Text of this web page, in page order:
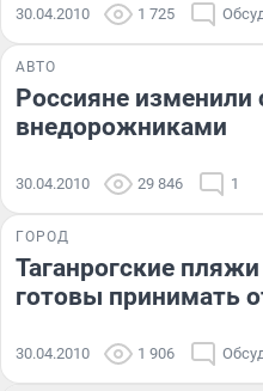
30.04.2010 1 725
АВТО
Россияне изменили
внедорожниками
30.04.2010 29 846 1
ГОРОД
Таганрогские
готовы принимать
30.04.2010 1 906